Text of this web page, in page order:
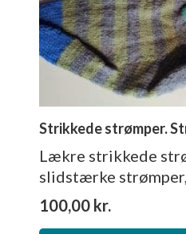
Strikkede strømper.
Lækre strikkede
slidstærke
100,00 kr.